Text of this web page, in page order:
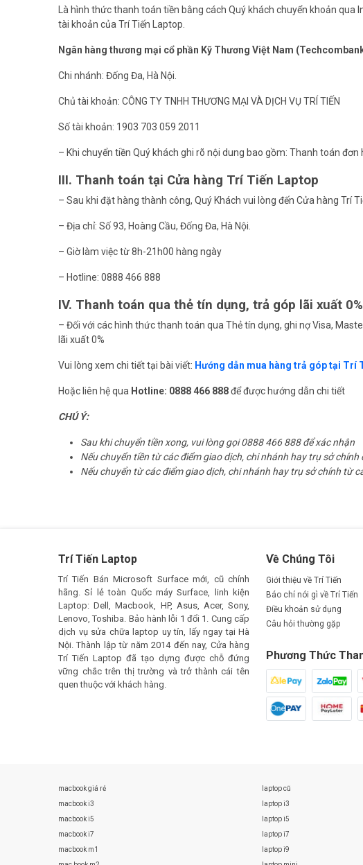
Là hình thức thanh toán tiền bằng cách Quý khách chuyển khoản
tài khoản của Trí Tiến Laptop.
Ngân hàng thương mại cổ phần Kỹ Thương Việt Nam
Chi nhánh: Đống Đa, Hà Nội.
Chủ tài khoản: CÔNG TY TNHH THƯƠNG MẠI VÀ DỊCH VỤ TRÍ TIẾN
Số tài khoản: 1903 703 059 2011
– Khi chuyển tiền Quý khách ghi rõ nội dung bao gồm: Thanh toán đơn
III. Thanh toán tại Cửa hàng Trí Tiến Laptop
– Sau khi đặt hàng thành công, Quý Khách vui lòng đến Cửa hàng Trí
– Địa chỉ: Số 93, Hoàng Cầu, Đống Đa, Hà Nội.
– Giờ làm việc từ 8h-21h00 hàng ngày
– Hotline: 0888 466 888
IV. Thanh toán qua thẻ tín dụng, trả góp lãi xuất 0%
– Đối với các hình thức thanh toán qua Thẻ tín dụng, ghi nợ Visa,
lãi xuất 0%
Vui lòng xem chi tiết tại bài viết: Hướng dẫn mua hàng trả góp tại Trí
Hoặc liên hệ qua Hotline: 0888 466 888để được hướng dẫn chi tiết
CHÚ Ý:
Sau khi chuyển tiền xong, vui lòng gọi 0888 466 888 để xác nhận
Nếu chuyển tiền từ các điểm giao dịch, chi nhánh hay trụ sở
Nếu chuyển từ các điểm giao dịch, chi nhánh hay trụ sở chính từ
Trí Tiến Laptop
Trí Tiến Bán Microsoft Surface mới, cũ chính
hãng. Sỉ lẻ toàn Quốc máy Surface, linh kiện
Laptop: Dell, Macbook, HP, Asus, Acer, Sony,
Lenovo, Toshiba. Bảo hành lỗi 1 đổi 1. Cung cấp
dịch vụ sửa chữa laptop uy tín, lấy ngay tại Hà
Nội. Thành lập từ năm 2014 đến nay, Cửa hàng
Trí Tiến Laptop đã tạo dựng được chỗ đứng
vững chắc trên thị trường và trở thành cái tên
quen thuộc với khách hàng.
Về Chúng Tôi
Giới thiệu về Trí Tiến
Báo chí nói gì về Trí Tiến
Điều khoản sử dụng
Câu hỏi thường gặp
Phương Thức
macbook giá rẻ
macbook i3
macbook i5
macbook i7
macbook m1
laptop cũ
laptop i3
laptop i5
laptop i7
laptop i9